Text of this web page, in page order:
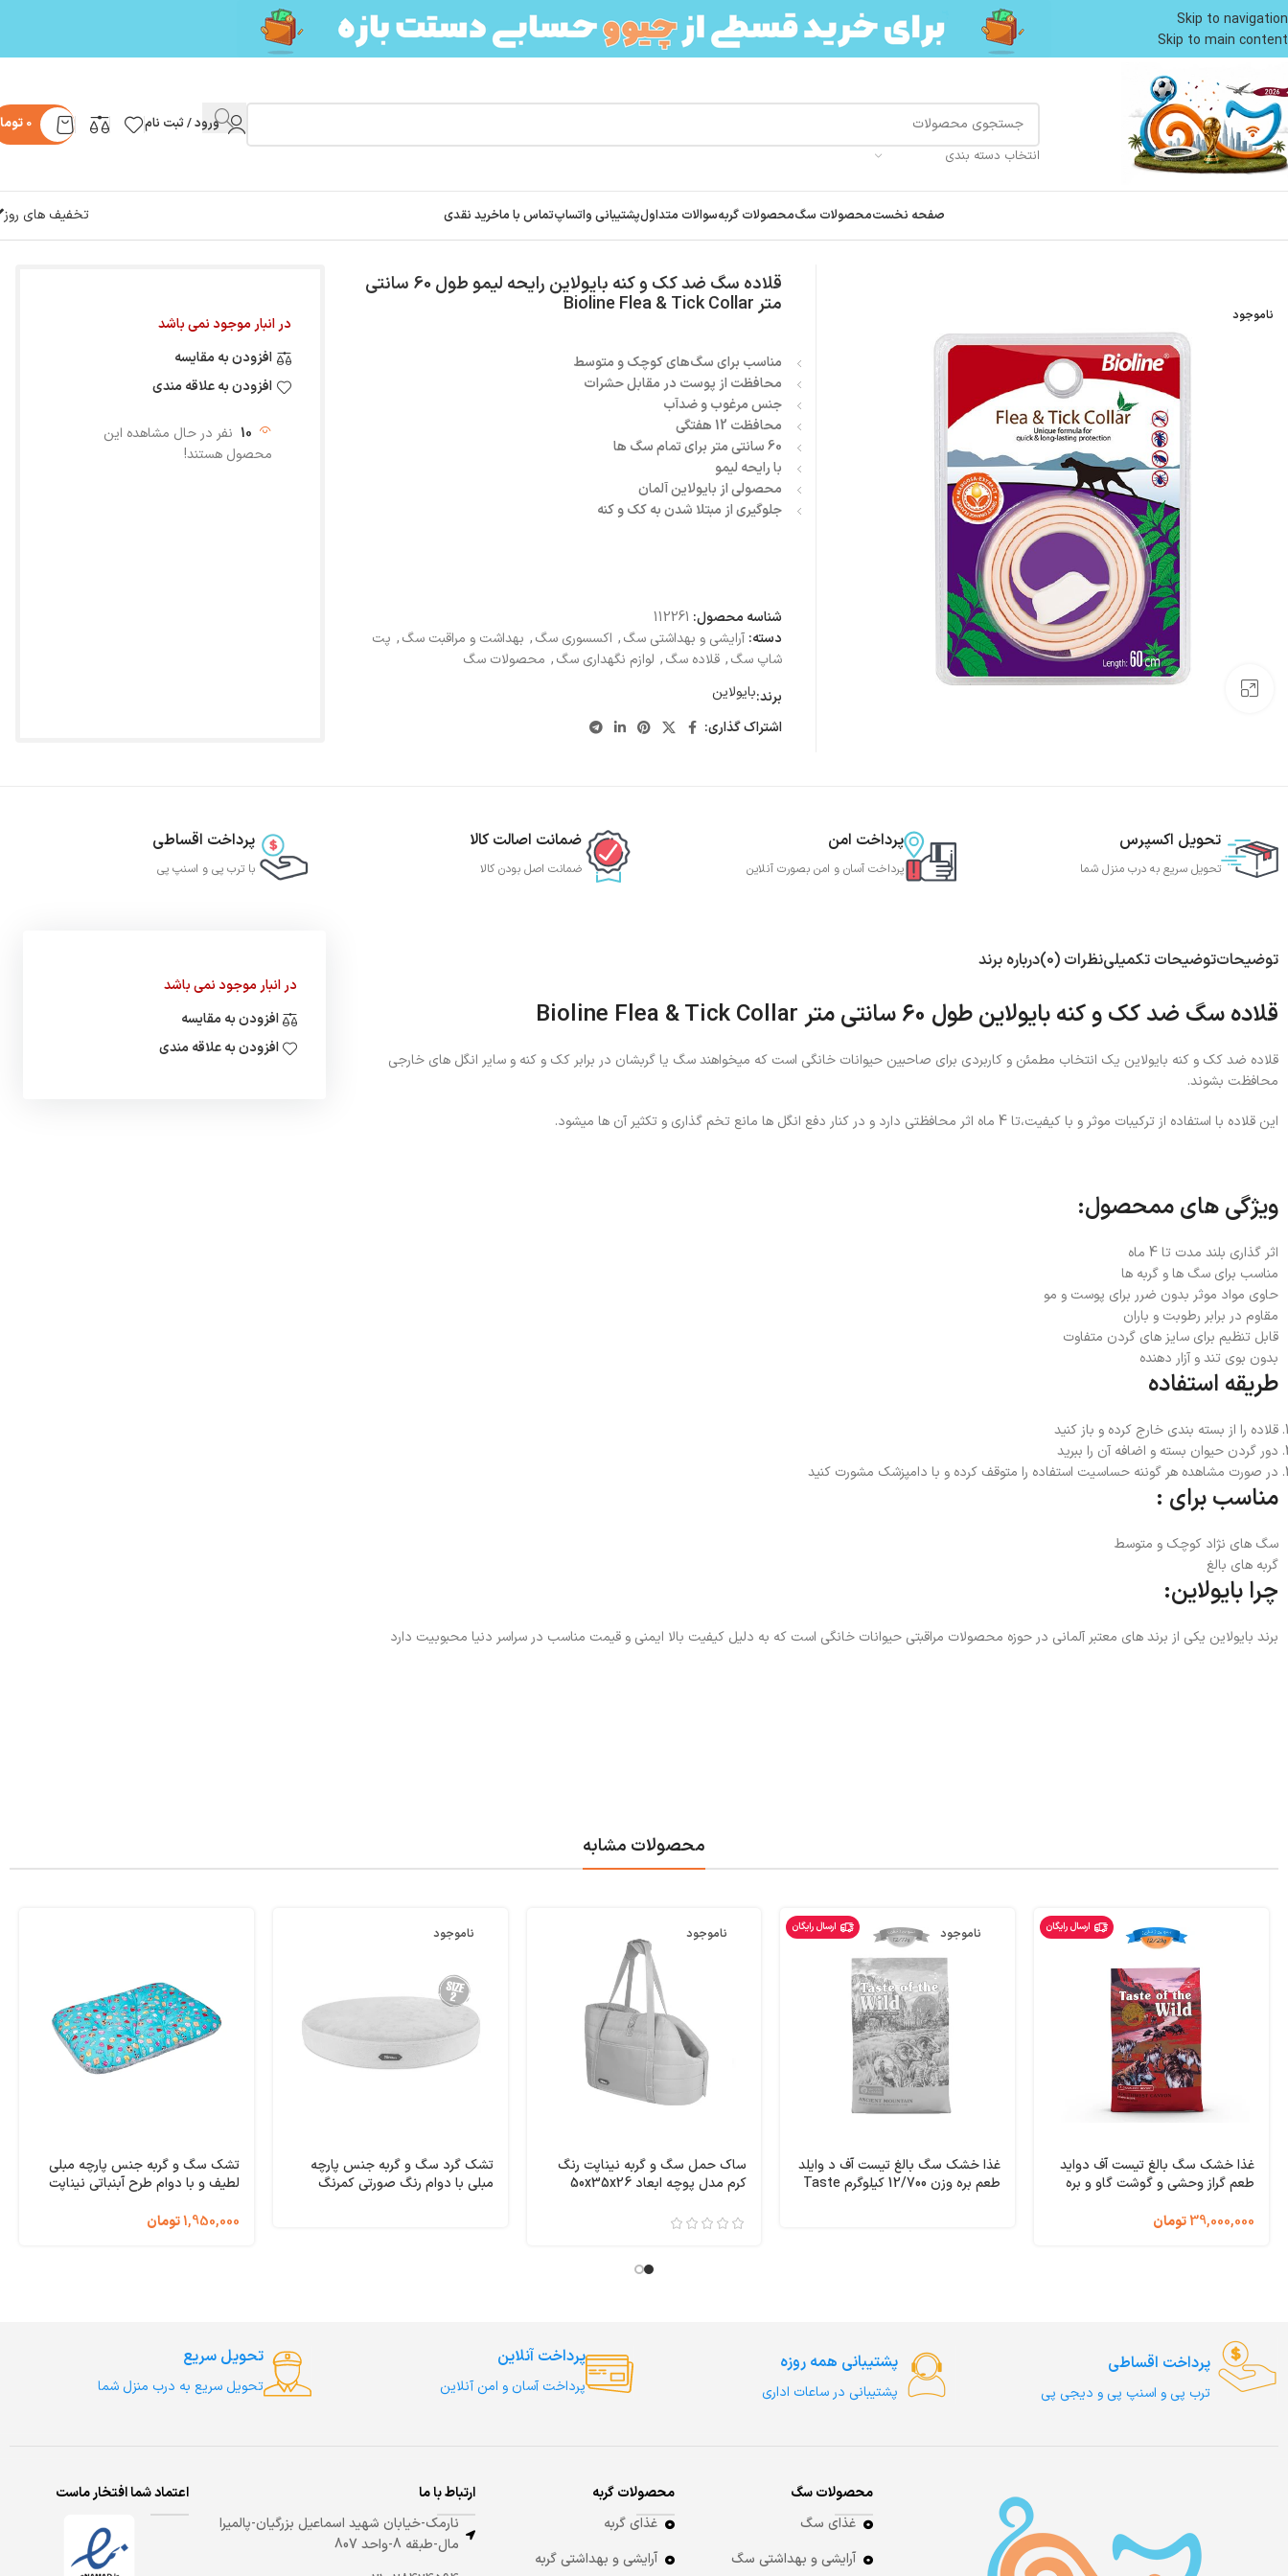
Skip to navigation
Skip to main content
انتخاب دسته بندی
ورود / ثبت نام 0
صفحه نخستمحصولات سگمحصولات گربهسوالات متداولپشتیبانی واتساپتماس با ماخرید نقدی
تخفیف های روز
ناموجود
بزرگنمایی تصویر
قلاده سگ ضد کک و کنه بایولاین رایحه لیمو طول 60 سانتی
متر Bioline Flea & Tick Collar
مناسب برای سگ‌های کوچک و متوسط
محافظت از پوست در مقابل حشرات
جنس مرغوب و ضدآب
محافظت 12 هفتگی
60 سانتی متر برای تمام سگ ها
با رایحه لیمو
محصولی از بایولاین آلمان
جلوگیری از مبتلا شدن به کک و کنه
شناسه محصول: 112261
دسته: آرایشی و بهداشتی سگ, اکسسوری سگ, بهداشت و مراقبت سگ, پت
شاپ سگ, قلاده سگ, لوازم نگهداری سگ, محصولات سگ
برند:بایولاین
اشتراک گذاری:
در انبار موجود نمی باشد
افزودن به مقایسه
افزودن به علاقه مندی
10 نفر در حال مشاهده این
محصول هستند!
تحویل اکسپرس
تحویل سریع به درب منزل شما
پرداخت امن
پرداخت آسان و امن بصورت آنلاین
ضمانت اصالت کالا
ضمانت اصل بودن کالا
پرداخت اقساطی
با ترب‌ پی و اسنپ پی
توضیحاتتوضیحات تکمیلینظرات (0) درباره برند
قلاده سگ ضد کک و کنه بایولاین طول 60 سانتی متر Bioline Flea & Tick Collar
قلاده ضد کک و کنه بایولاین یک انتخاب مطمئن و کاربردی برای صاحبین حیوانات خانگی است که میخواهند سگ یا گربشان در برابر کک و کنه و سایر انگل های خارجی
محافظت بشوند.
این قلاده با استفاده از ترکیبات موثر و با کیفیت،تا 4 ماه اثر محافظتی دارد و در کنار دفع انگل ها مانع تخم گذاری و تکثیر آن ها میشود.
ویژگی های ممحصول:
اثر گذاری بلند مدت تا 4 ماه
مناسب برای سگ ها و گربه ها
حاوی مواد موثر بدون ضرر برای پوست و مو
مقاوم در برابر رطوبت و باران
قابل تنظیم برای سایز های گردن متفاوت
بدون بوی تند و آزار دهنده
طریقه استفاده
قلاده را از بسته بندی خارج کرده و باز کنید
دور گردن حیوان بسته و اضافه آن را ببرید
در صورت مشاهده هر گوننه حساسیت استفاده را متوقف کرده و با دامپزشک مشورت کنید
مناسب برای :
سگ های نژاد کوچک و متوسط
گربه های بالغ
چرا بایولاین:
برند بایولاین یکی از برند های معتبر آلمانی در حوزه محصولات مراقبتی حیوانات خانگی است که به دلیل کیفیت بالا ایمنی و قیمت مناسب در سراسر دنیا محبوبیت دارد
در انبار موجود نمی باشد
افزودن به مقایسه
افزودن به علاقه مندی
محصولات مشابه
ارسال رایگان
غذا خشک سگ بالغ تیست آف دواید
طعم گراز وحشی و گوشت گاو و بره
Wild Southwest Canyon
39,000,000تومان
ناموجود ارسال رایگان
غذا خشک سگ بالغ تیست آف د وایلد
طعم بره وزن 12/700 کیلوگرم Taste
ناموجود
ساک حمل سگ و گربه نیناپت رنگ
کرم مدل پوچه ابعاد 50x35x26
ناموجود
تشک گرد سگ و گربه جنس پارچه
مبلی با دوام رنگ صورتی کمرنگ
تشک سگ و گربه جنس پارچه مبلی
لطیف و با دوام طرح آبنباتی نیناپت
1,950,000تومان
پرداخت اقساطی
ترب‌ پی و اسنپ پی و دیجی پی
پشتیبانی همه روزه
پشتیبانی در ساعات اداری
پرداخت آنلاین
پرداخت آسان و امن آنلاین
تحویل سریع
تحویل سریع به درب منزل شما
محصولات سگ
غذای سگ
آرایشی و بهداشتی سگ
محصولات گربه
غذای گربه
آرایشی و بهداشتی گربه
ارتباط با ما
نارمک-خیابان شهید اسماعیل بزرگیان-پالمیرا
مال-طبقه 8-واحد 807
اعتماد شما افتخار ماست